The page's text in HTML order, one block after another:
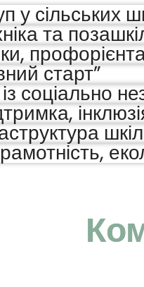
у сільських
та
старт”
соціально
шкіл